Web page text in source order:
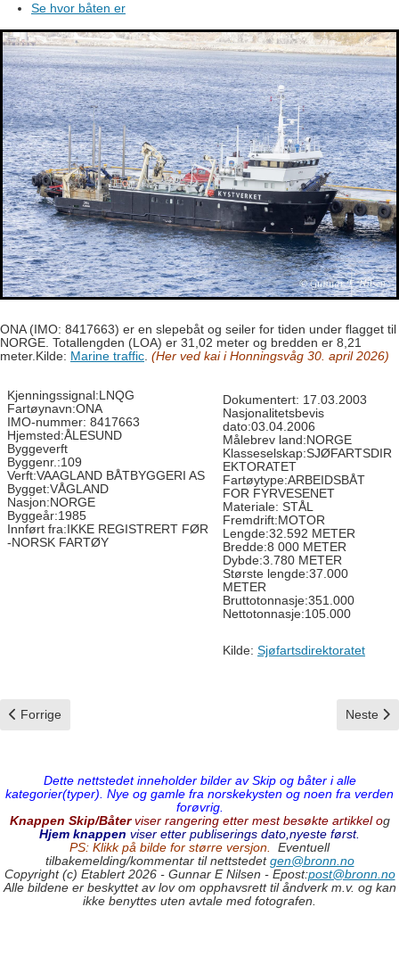
Se hvor båten er
ONA (IMO: 8417663) er en slepebåt og seiler for tiden under flagget til
NORGE. Totallengden (LOA) er 31,02 meter og bredden er 8,21
meter.Kilde: Marine traffic. (Her ved kai i Honningsvåg 30. april 2026)
Kjenningssignal:LNQG
Fartøynavn:ONA
IMO-nummer: 8417663
Hjemsted:ÅLESUND
Byggeverft
Byggenr.:109
Verft:VAAGLAND BÅTBYGGERI AS
Bygget:VÅGLAND
Nasjon:NORGE
Byggeår:1985
Innført fra:IKKE REGISTRERT FØR
-NORSK FARTØY
Dokumentert: 17.03.2003
Nasjonalitetsbevis
dato:03.04.2006
Målebrev land:NORGE
Klasseselskap:SJØFARTSDIR
EKTORATET
Fartøytype:ARBEIDSBÅT
FOR FYRVESENET
Materiale: STÅL
Fremdrift:MOTOR
Lengde:32.592 METER
Bredde:8 000 METER
Dybde:3.780 METER
Største lengde:37.000
METER
Bruttotonnasje:351.000
Nettotonnasje:105.000
Kilde: Sjøfartsdirektoratet
Forrige artikkel: Oceanic Endeavour
Forrige Neste
Neste
Dette nettstedet inneholder bilder av Skip og båter i alle
kategorier(typer). Nye og gamle fra norskekysten og noen fra verden
forøvrig.
Knappen Skip/Båterviser rangering etter mest besøkte artikkel og
Hjem knappen viser etter publiserings dato,nyeste først.
PS: Klikk på bilde for større versjon.
Eventuell
tilbakemelding/kommentar til nettstedetgen@bronn.no
Copyright (c) Etablert 2026 - Gunnar E Nilsen - Epost:post@bronn.no
Alle bildene er beskyttet av lov om opphavsrett til åndverk m.v. og kan
ikke benyttes uten avtale med fotografen.